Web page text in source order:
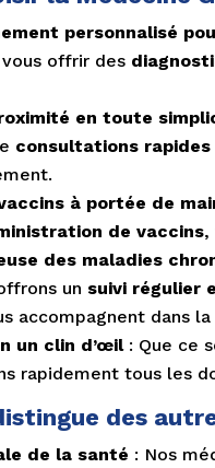
personnalisé
offrir des
en toute
consultations
à portée de
de vaccins,
des maladies
un suivi régulier
accompagnent dans
un clin d’œil: Que ce
rapidement tous les
des
de la santé : Nos